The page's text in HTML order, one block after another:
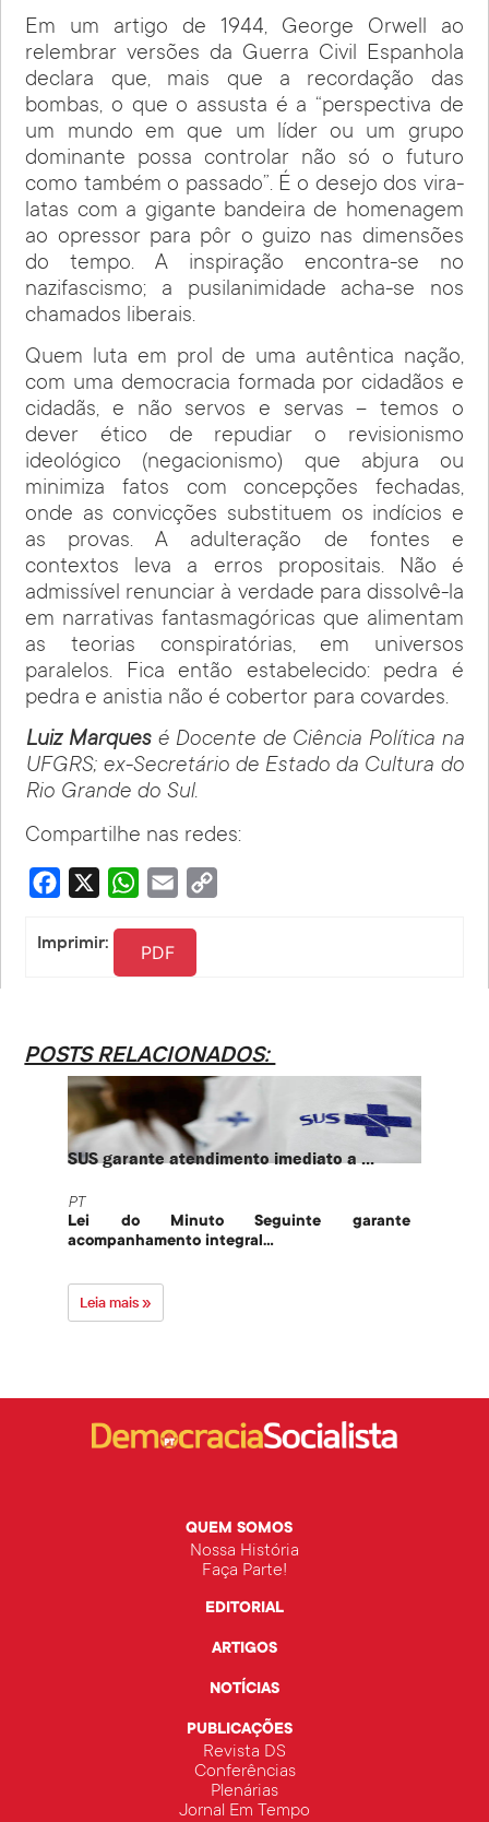
Em um artigo de 1944, George Orwell ao
relembrar versões da Guerra Civil Espanhola
declara que, mais que a recordação das
bombas, o que o assusta é a “perspectiva de
um mundo em que um líder ou um grupo
dominante possa controlar não só o futuro
como também o passado”. É o desejo dos vira-
latas com a gigante bandeira de homenagem
ao opressor para pôr o guizo nas dimensões
do tempo. A inspiração encontra-se no
nazifascismo; a pusilanimidade acha-se nos
chamados liberais.
Quem luta em prol de uma autêntica nação,
com uma democracia formada por cidadãos e
cidadãs, e não servos e servas – temos o
dever ético de repudiar o revisionismo
ideológico (negacionismo) que abjura ou
minimiza fatos com concepções fechadas,
onde as convicções substituem os indícios e
as provas. A adulteração de fontes e
contextos leva a erros propositais. Não é
admissível renunciar à verdade para dissolvê-la
em narrativas fantasmagóricas que alimentam
as teorias conspiratórias, em universos
paralelos. Fica então estabelecido: pedra é
pedra e anistia não é cobertor para covardes.
Luiz Marques é Docente de Ciência Política na
UFGRS; ex-Secretário de Estado da Cultura do
Rio Grande do Sul.
Compartilhe nas redes:
Facebook WhatsApp
Email
Imprimir: PDF
POSTS RELACIONADOS:
SUS garante atendimento imediato a ...
PT
Lei do Minuto Seguinte garante
acompanhamento integral...
Leia mais »
QUEM SOMOS
Nossa História
Faça Parte!
EDITORIAL
ARTIGOS
NOTÍCIAS
PUBLICAÇÕES
Revista DS
Conferências
Plenárias
Jornal Em Tempo